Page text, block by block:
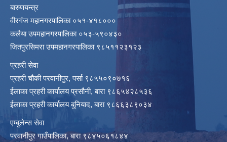
बारुणयन्त्र
वीरगंज महानगरपालिका ०५१-४१८०००
कलैया उपमहानगरपालिका ०५३-५९०४३०
जितपुरसिमरा उपमहानगरपालिका ९८५११२३१२३
प्रहरी सेवा
प्रहरी चौकी परवानीपुर, पर्सा ९८५५०९०७१६
ईलाका प्रहरी कार्यालय प्रसौनी, बारा ९८६५४२८५३६
ईलाका प्रहरी कार्यालय बुनियाद, बारा ९८६६३८९०३४
एम्बुलेन्स सेवा
परवानीपुर गाउँपालिका, बारा ९८४५०६१८४४